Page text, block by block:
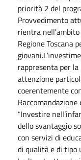
priorità 2 del
Provvedimento
rientra
Regione Toscana
rappresenta per la
attenzione
coerentemente
“Investire
dello svantaggio
con servizi di
di qualità e di tipo